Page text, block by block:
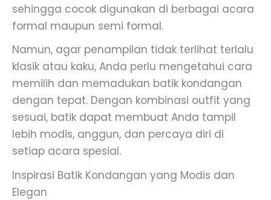
sehingga cocok digunakan di berbagai acara
formal maupun semi formal.
Namun, agar penampilan tidak terlihat terlalu
klasik atau kaku, Anda perlu mengetahui cara
memilih dan memadukan batik kondangan
dengan tepat. Dengan kombinasi outfit yang
sesuai, batik dapat membuat Anda tampil
lebih modis, anggun, dan percaya diri di
setiap acara spesial.
Inspirasi Batik Kondangan yang Modis dan
Elegan